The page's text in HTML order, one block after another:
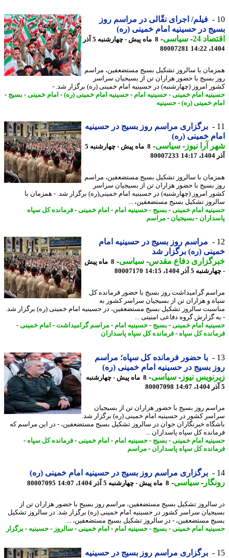
فیلم/ اجرای نقّالی در مراسم روز
در حسینیه امام خمینی (ره)
24
-سیاسی-
8 ماه پیش - چهارشنبه 5 آذر
80007281
با سالروز تشکیل بسیج مستضعفین، مراسم
بسیج با حضور هزاران تن از بسیجیان سراسر
امروز (چهارشنبه) در حسینیه امام خمینی (ره) برگزار شد. -
امام خمینی-حسینیه امام -حسینیه امام خمینی (ره) - امام خمینی-بسیج-
خمینی (ره) - حسینیه
برگزاری مراسم روز بسیج در حسینیه
خمینی (ره)
آرا نیوز-سیاسی-
8 ماه پیش - چهارشنبه 5
80007233
با سالروز تشکیل بسیج مستضعفین، مراسم
بسیج با حضور هزاران تن از بسیجیان سراسر
امروز (چهارشنبه) در حسینیه امام خمینی(ره) برگزار شد. - همزمان با
تشکیل بسیج مستضعفین، ...
امام خمینی-بسیج-حسینیه امام -امام خمینی-فرمانده کل سپاه
- بسیجیان-مراسم
مراسم روز بسیج در حسینیه امام
(ره) برگزار شد
دفاع مقدس-سیاسی-
8 ماه پیش
5 آذر 1404، 14:15
80007170
گرامیداشت روز بسیج با حضور فرمانده کل
و هزاران تن از بسیجیان سراسر کشور به
سالروز تشکیل بسیج مستضعفین، در حسینیه امام خمینی (ره) برگزار شد.
گزارش گروه دفاعی امنیتی ...
امام خمینی-بسیج-حسینیه امام -مراسم گرامیداشت -امام خمینی-
کل سپاه-فرمانده کل سپاه پاسداران
با حضور فرمانده کل سپاه؛ مراسم
بسیج در حسینیه امام خمینی (ره)
نیوز-سیاسی-
8 ماه پیش - چهارشنبه
80007098
روز بسیج با حضور هزاران تن از بسیجیان
کشور در حسینیه امام خمینی (ره) برگزار شد.
خبرنگاران جوان در سالروز تشکیل بسیج مستضعفین، - در این مراسم که
کل سپاه پاسداران ...
امام خمینی-بسیج-حسینیه امام -امام خمینی-فرمانده کل سپاه-
کل سپاه پاسداران - مراسم
برگزاری مراسم روز بسیج در حسینیه امام خمینی (ره)
-سیاسی-8 ماه پیش - چهارشنبه 5 آذر 1404، 14:07 80007095
تشکیل بسیج مستضعفین، مراسم روز بسیج با حضور هزاران تن از
سراسر کشور در حسینیه امام خمینی (ره) برگزار شد. در سالروز تشکیل
مستضعفین، - در سالروز تشکیل بسیج مستضعفین، ...
امام خمینی-بسیج-حسینیه امام -امام خمینی-سالروز- حسینیه-برگزار
برگزاری مراسم روز بسیج در حسینیه